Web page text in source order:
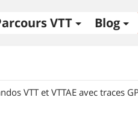
VTT Blog
VTT et VTTAE avec traces